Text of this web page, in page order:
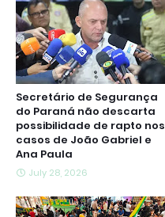
Secretário de Segurança
do Paraná não descarta
possibilidade de rapto nos
casos de João Gabriel e
Ana Paula
July 28, 2026